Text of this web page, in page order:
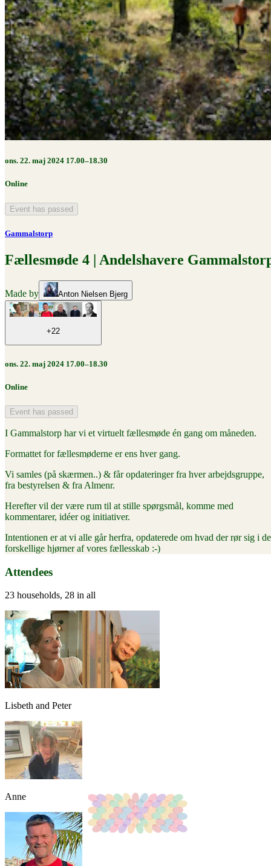
ons. 22. maj 2024 17.00–18.30
Online
Event has passed
Gammalstorp
Fællesmøde 4 | Andelshavere
Made by Anton Nielsen Bjerg
+22
ons. 22. maj 2024 17.00–18.30
Online
Event has passed
I Gammalstorp har vi et virtuelt fællesmøde én gang om måneden.
Formattet for fællesmøderne er ens hver gang.
Vi samles (på skærmen..) & får opdateringer fra hver arbejdsgruppe,
fra bestyrelsen & fra Almenr.
Herefter vil der være rum til at stille spørgsmål, komme med
kommentarer, idéer og initiativer.
Intentionen er at vi alle går herfra, opdaterede om hvad der rør sig i de
forskellige hjørner af vores fællesskab :-)
Attendees
23 households, 28 in all
Lisbeth and Peter
Anne